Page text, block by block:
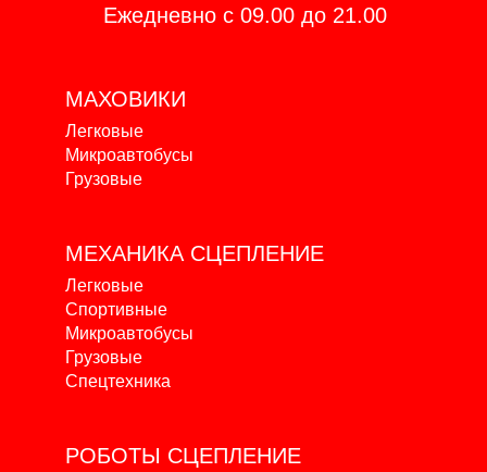
Ежедневно с 09.00 до 21.00
МАХОВИКИ
Легковые
Микроавтобусы
Грузовые
МЕХАНИКА СЦЕПЛЕНИЕ
Легковые
Спортивные
Микроавтобусы
Грузовые
Спецтехника
РОБОТЫ СЦЕПЛЕНИЕ